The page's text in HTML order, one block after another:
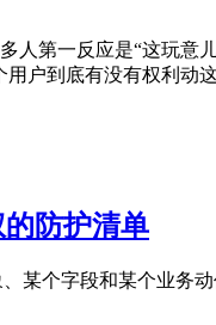
人第一反应是“这玩
到底有没有权利动
防护清单
个字段和某个业务